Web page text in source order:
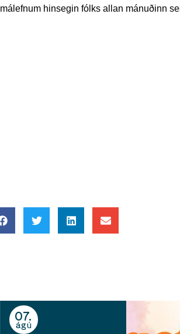
málefnum hinsegin fólks allan mánuðinn
07
ágú